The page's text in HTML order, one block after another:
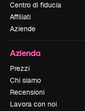
Centro di fiducia
Affiliati
Aziende
Azienda
Prezzi
Chi siamo
Recensioni
Lavora con noi